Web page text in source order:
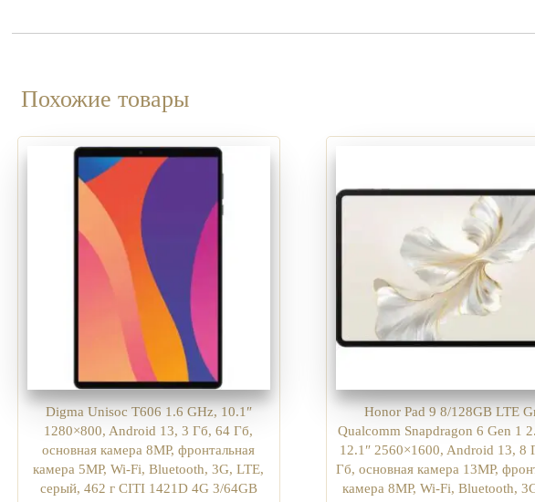
Похожие товары
Digma Unisoc T606 1.6 GHz, 10.1″
1280×800, Android 13, 3 Гб, 64 Гб,
основная камера 8MP, фронтальная
камера 5MP, Wi-Fi, Bluetooth, 3G, LTE,
серый, 462 г CITI 1421D 4G 3/64GB
Honor Pad 9 8/128GB LTE
Qualcomm Snapdragon 6 Gen 1
12.1″ 2560×1600, Android 13, 8
Гб, основная камера 13MP,
камера 8MP, Wi-Fi, Bluetooth,